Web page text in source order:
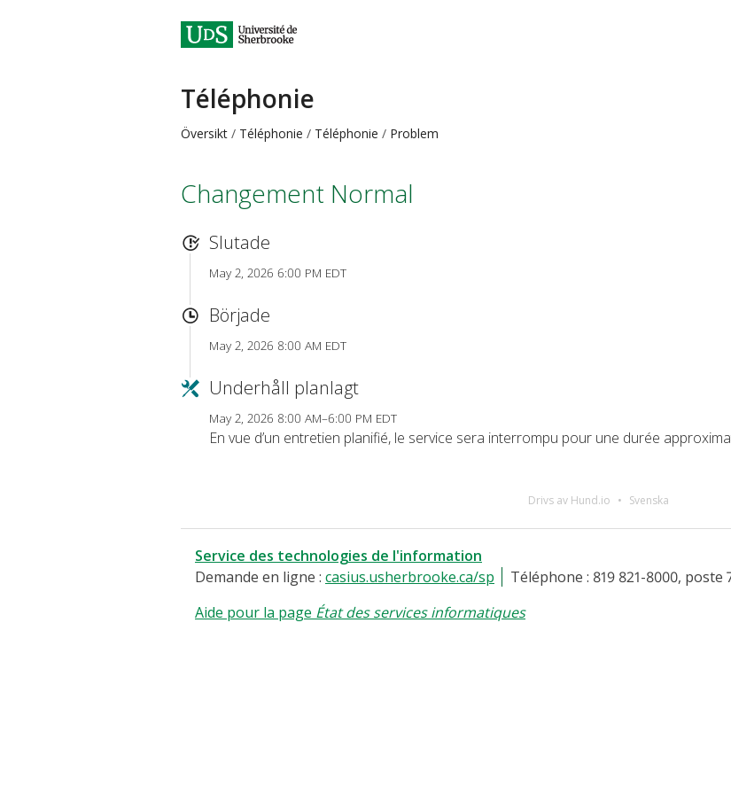
Téléphonie
Översikt Téléphonie Téléphonie Problem
Changement Normal
Slutade
May 2, 2026 6:00 PM EDT
Började
May 2, 2026 8:00 AM EDT
Underhåll planlagt
May 2, 2026 8:00 AM–6:00 PM EDT
En vue d’un entretien planifié, le service sera interrompu pour une durée
Drivs av Hund.io Svenska
Service des technologies de l'information
Demande en ligne : casius.usherbrooke.ca/sp
Téléphone : 819 821-8000, poste
Aide pour la page État des services informatiques